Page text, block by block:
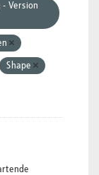
Version
Shape